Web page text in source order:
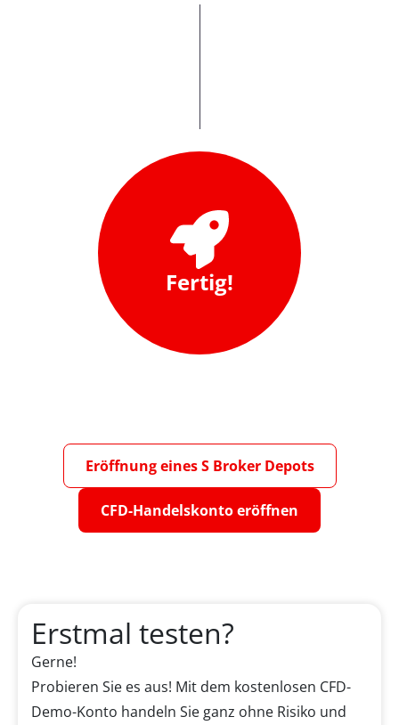
Fertig!
Eröffnung eines S Broker Depots
CFD-Handelskonto eröffnen
Erstmal testen?
Gerne!
Probieren Sie es aus! Mit dem kostenlosen CFD-
Demo-Konto handeln Sie ganz ohne Risiko und